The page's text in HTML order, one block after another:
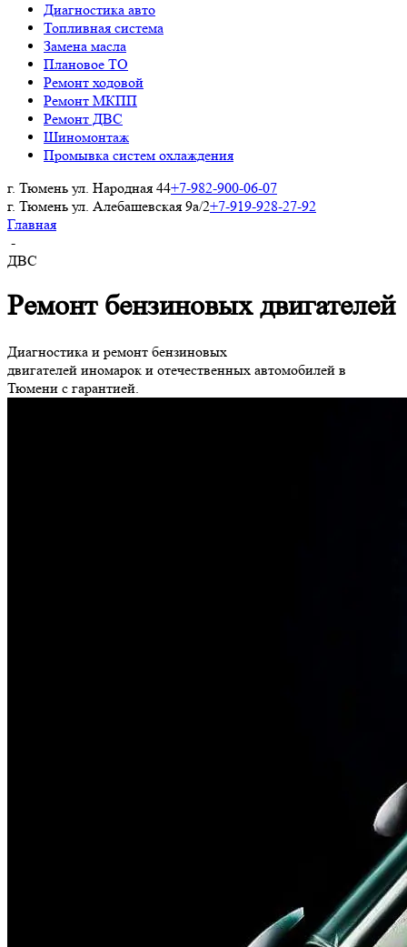
Диагностика авто
Топливная система
Замена масла
Плановое ТО
Ремонт ходовой
Ремонт МКПП
Ремонт ДВС
Шиномонтаж
Промывка систем охлаждения
г. Тюмень ул. Народная 44+7-982-900-06-07
г. Тюмень ул. Алебашевская 9а/2+7-919-928-27-92
Главная
-
ДВС
Ремонт бензиновых двигателей
Диагностика и ремонт бензиновых
двигателей иномарок и отечественных автомобилей в
Тюмени с гарантией.